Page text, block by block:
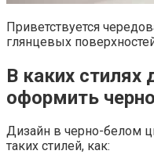
Приветствуется
глянцевых
В каких
оформить
Дизайн в черно-белом
таких стилей, как: